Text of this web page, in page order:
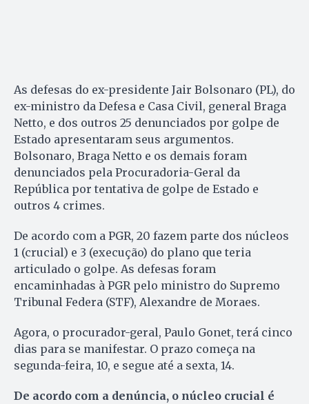
As defesas do ex-presidente Jair Bolsonaro (PL), do
ex-ministro da Defesa e Casa Civil, general Braga
Netto, e dos outros 25 denunciados por golpe de
Estado apresentaram seus argumentos.
Bolsonaro, Braga Netto e os demais foram
denunciados pela Procuradoria-Geral da
República por tentativa de golpe de Estado e
outros 4 crimes.
De acordo com a PGR, 20 fazem parte dos núcleos
1 (crucial) e 3 (execução) do plano que teria
articulado o golpe. As defesas foram
encaminhadas à PGR pelo ministro do Supremo
Tribunal Federa (STF), Alexandre de Moraes.
Agora, o procurador-geral, Paulo Gonet, terá cinco
dias para se manifestar. O prazo começa na
segunda-feira, 10, e segue até a sexta, 14.
De acordo com a denúncia, o núcleo crucial é